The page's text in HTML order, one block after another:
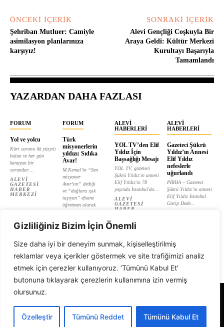
Gizliliğiniz Bizim İçin Önemli
Size daha iyi bir deneyim sunmak, kişiselleştirilmiş
reklamlar veya içerikler göstermek ve site trafiğimizi analiz
etmek için çerezler kullanıyoruz. ‘Tümünü Kabul Et’
butonuna tıklayarak çerezlerin kullanımına izin vermiş
olursunuz.
Özelleştir Tümünü Reddet Tümünü Kabul Et
ÖNCEKI İÇERIK
Şehriban Mutluer: Camiyle
asimilasyon planlarınıza
karşıyız!
SONRAKI İÇERIK
Alevi Gençliği Coşkuyla Bir
Araya Geldi: Kültür Merkezi
Kurultayı Başarıyla
Tamamlandı
YAZARDAN DAHA FAZLASI
FORUM
Yol ve yolcu
Kürt sorunu iki yüzyılı
bulan ve her gün
kanayan bir
sorundur....
ALEVI
GAZETESI
HABER
MERKEZI
FORUM
Türk
misyonerlerin
yıldızı: Sıdıka
Avar!
M.Kemal’in “Sen
misyoner
Avar’sın” dediği
ve “dağlara ışık
taşıyan” efsane
öğretmen olarak
ALEVI
GAZETESI
ALEVI
HABERLERI
YOL TV’den Elif
Yıldız İçin
Başsağlığı Mesajı
YOL TV, gazeteci
Şükrü Yıldız'ın annesi
Elif Yıldız'ın 78
yaşında İstanbul'da...
ALEVI
GAZETESI
HABER
ALEVI
HABERLERI
Gazeteci Şükrü
Yıldız’ın Annesi
Elif Yıldız
nefeslerle
uğurlandı
PİRHA – Gazeteci
Şükrü Yıldız’ın annesi
Elif Yıldız İstanbul
Garip Dede...
Alevi Gazetesi